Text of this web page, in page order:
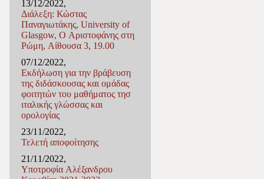
13/12/2022,
Διάλεξη: Κώστας
Παναγιωτάκης, University of
Glasgow, Ο Αριστοφάνης στη
Ρώμη, Αίθουσα 3, 19.00
07/12/2022,
Εκδήλωση για την βράβευση
της διδάσκουσας και ομάδας
φοιτητών του μαθήματος τησ
ιταλικής γλώσσας και
ορολογίας
23/11/2022,
Τελετή αποφοίτησης
21/11/2022,
Υποτροφία Αλέξανδρου